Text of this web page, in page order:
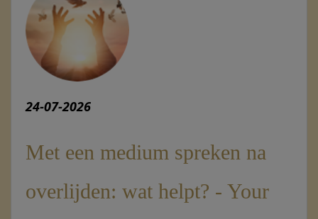
24-07-2026
Met een medium spreken na
overlijden: wat helpt? - Your